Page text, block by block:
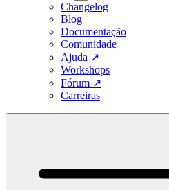
Changelog
Blog
Documentação
Comunidade
Ajuda ↗
Workshops
Fórum ↗
Carreiras